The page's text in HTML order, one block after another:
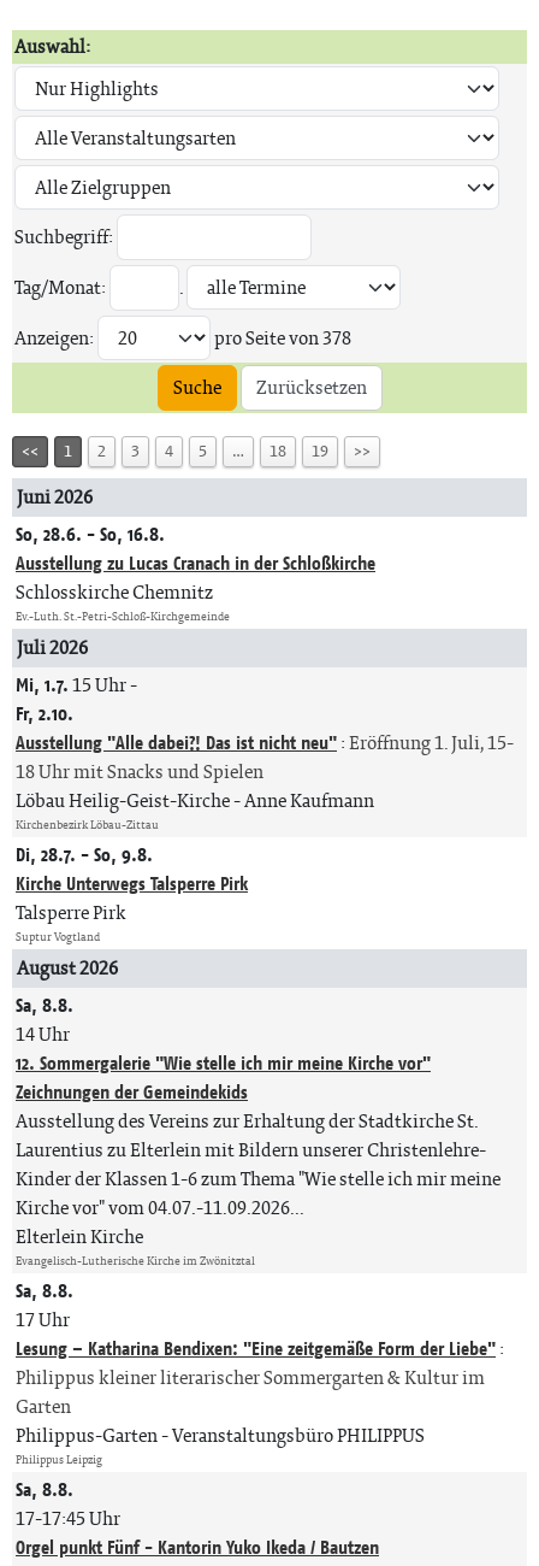
Auswahl:
Suchbegriff:
Tag/Monat:
.
Anzeigen:
pro Seite von378
Suche
Zurücksetzen
<< 1 2 3 4 5 … 18 19 >>
Juni 2026
So, 28.6. - So, 16.8.
Ausstellung zu Lucas Cranach in der Schloßkirche
Schlosskirche Chemnitz
Ev.-Luth. St.-Petri-Schloß-Kirchgemeinde
Juli 2026
Mi, 1.7.15 Uhr-
Fr, 2.10.
Ausstellung "Alle dabei?! Das ist nicht neu":Eröffnung 1. Juli, 15-
18 Uhr mit Snacks und Spielen
Löbau Heilig-Geist-Kirche Anne Kaufmann
Kirchenbezirk Löbau-Zittau
Di, 28.7. - So, 9.8.
Kirche Unterwegs Talsperre Pirk
Talsperre Pirk
Suptur Vogtland
August 2026
Sa, 8.8.
14 Uhr
12. Sommergalerie "Wie stelle ich mir meine Kirche vor"
Zeichnungen der Gemeindekids
Ausstellung des Vereins zur Erhaltung der Stadtkirche St.
Laurentius zu Elterlein mit Bildern unserer Christenlehre-
Kinder der Klassen 1-6 zum Thema "Wie stelle ich mir meine
Kirche vor" vom 04.07.-11.09.2026...
Elterlein Kirche
Evangelisch-Lutherische Kirche im Zwönitztal
Sa, 8.8.
17 Uhr
Lesung – Katharina Bendixen: "Eine zeitgemäße Form der Liebe":
Philippus kleiner literarischer Sommergarten & Kultur im
Garten
Philippus-Garten Veranstaltungsbüro PHILIPPUS
Philippus Leipzig
Sa, 8.8.
17-17:45 Uhr
Orgel punkt Fünf - Kantorin Yuko Ikeda / Bautzen